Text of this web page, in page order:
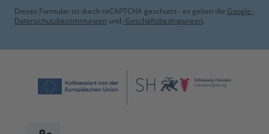
Dieses Formular ist durch reCAPTCHA geschützt - es gelten die Google-
Datenschutzbestimmungen und -Geschäftsbedingungen.